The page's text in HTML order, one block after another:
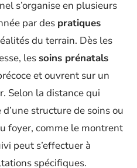
s’organise en plusieurs
par des pratiques
du terrain. Dès les
les soins prénatals
et ouvrent sur un
Selon la distance qui
structure de soins ou
foyer, comme le montrent
peut s’effectuer à
spécifiques.